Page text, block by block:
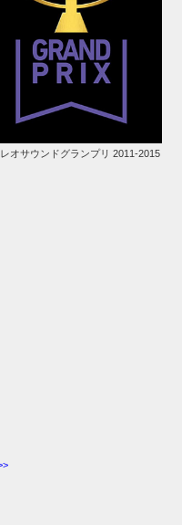
オサウンドグランプリ 2011-2015